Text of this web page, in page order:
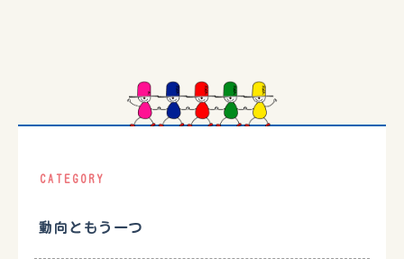
CATEGORY
動向ともう一つ